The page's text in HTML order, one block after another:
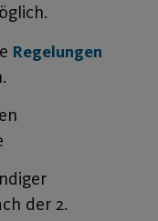
Regelungen
der 2.